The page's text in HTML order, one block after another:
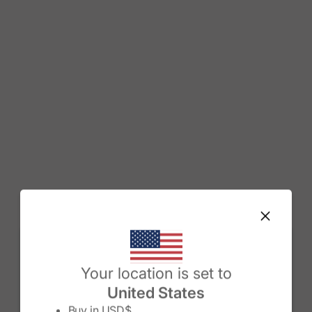
Your location is set to
United States
Change country/region